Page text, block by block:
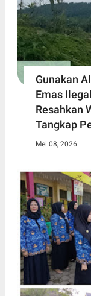
Gunakan
Emas
Resahkan
Tangkap
Mei 08, 2026